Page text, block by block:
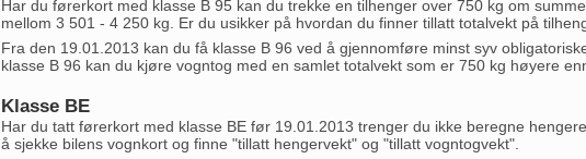
Har du førerkort med klasse B 95 kan du trekke en tilhenger over 750 kg om
mellom 3 501 - 4 250 kg. Er du usikker på hvordan du finner tillatt totalvekt på
Fra den 19.01.2013 kan du få klasse B 96 ved å gjennomføre minst syv
klasse B 96 kan du kjøre vogntog med en samlet totalvekt som er 750 kg høyere
Klasse BE
Har du tatt førerkort med klasse BE før 19.01.2013 trenger du ikke beregne
å sjekke bilens vognkort og finne "tillatt hengervekt" og "tillatt vogntogvekt".